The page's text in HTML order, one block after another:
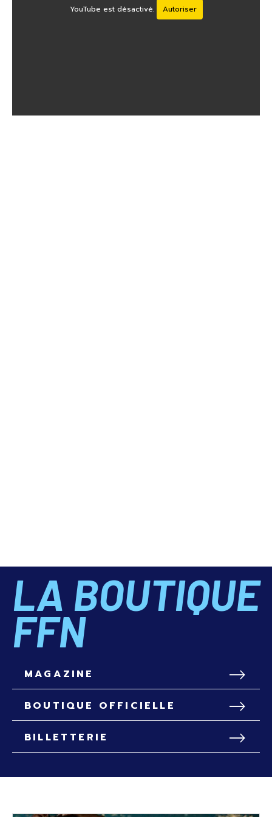
YouTube est désactivé. Autoriser
LA BOUTIQUE
FFN
MAGAZINE
BOUTIQUE OFFICIELLE
BILLETTERIE